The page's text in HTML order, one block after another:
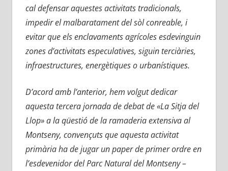
cal defensar aquestes activitats tradicionals,
impedir el malbaratament del sòl conreable, i
evitar que els enclavaments agrícoles esdevinguin
zones d’activitats especulatives, siguin terciàries,
infraestructures, energètiques o urbanístiques.
D’acord amb l’anterior, hem volgut dedicar
aquesta tercera jornada de debat de «La Sitja del
Llop» a la qüestió de la ramaderia extensiva al
Montseny, convençuts que aquesta activitat
primària ha de jugar un paper de primer ordre en
l’esdevenidor del Parc Natural del Montseny –